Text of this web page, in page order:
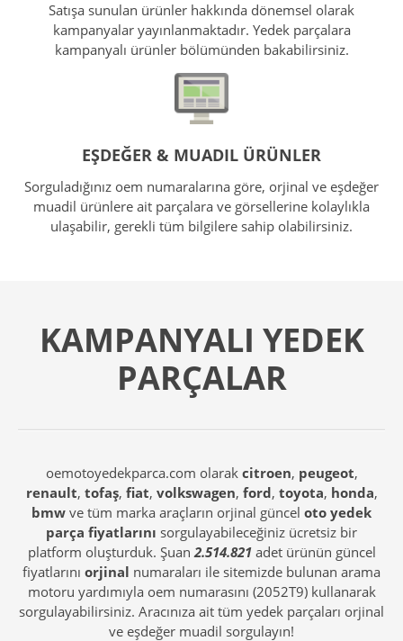
Satışa sunulan ürünler hakkında dönemsel olarak
kampanyalar yayınlanmaktadır. Yedek parçalara
kampanyalı ürünler bölümünden bakabilirsiniz.
EŞDEĞER & MUADIL ÜRÜNLER
Sorguladığınız oem numaralarına göre, orjinal ve eşdeğer
muadil ürünlere ait parçalara ve görsellerine kolaylıkla
ulaşabilir, gerekli tüm bilgilere sahip olabilirsiniz.
KAMPANYALI YEDEK
PARÇALAR
oemotoyedekparca.com olarak citroen, peugeot,
renault, tofaş, fiat, volkswagen, ford, toyota, honda,
bmw ve tüm marka araçların orjinal güncel oto yedek
parça fiyatlarını sorgulayabileceğiniz ücretsiz bir
platform oluşturduk. Şuan 2.514.821adet ürünün güncel
fiyatlarını orjinal numaraları ile sitemizde bulunan arama
motoru yardımıyla oem numarasını (2052T9) kullanarak
sorgulayabilirsiniz. Aracınıza ait tüm yedek parçaları orjinal
ve eşdeğer muadil sorgulayın!